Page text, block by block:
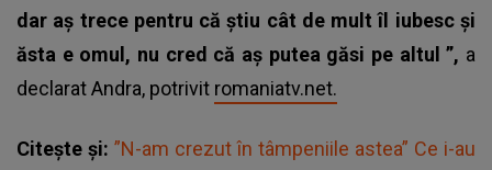
dar aș trece pentru că știu cât de mult îl iubesc și
ăsta e omul, nu cred că aș putea găsi pe altul”, a
declarat Andra, potrivit romaniatv.net.
Citește și: ”N-am crezut în tâmpeniile astea” Ce i-au